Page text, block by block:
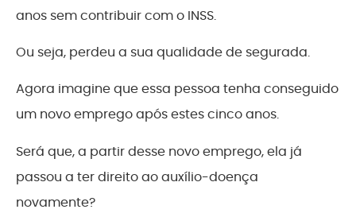
anos sem contribuir com o INSS.
Ou seja, perdeu a sua qualidade de segurada.
Agora imagine que essa pessoa tenha conseguido
um novo emprego após estes cinco anos.
Será que, a partir desse novo emprego, ela já
passou a ter direito ao auxílio-doença
novamente?